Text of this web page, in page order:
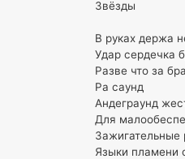
Звёзды
В руках держа
Удар сердечка
Разве что за
Ра саунд
Андеграунд
Для
Зажигательные
Языки пламени